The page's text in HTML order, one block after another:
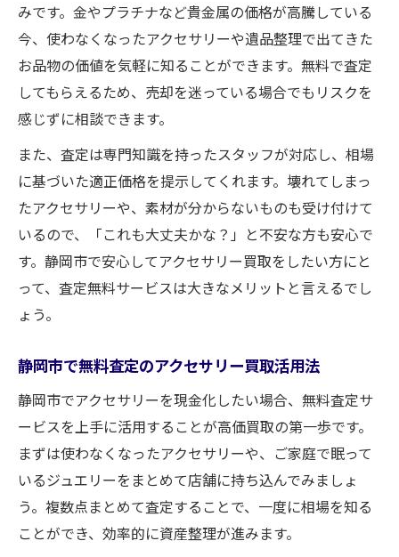
みです。金やプラチナなど貴金属の価格が高騰している
今、使わなくなったアクセサリーや遺品整理で出てきた
お品物の価値を気軽に知ることができます。無料で査定
してもらえるため、売却を迷っている場合でもリスクを
感じずに相談できます。
また、査定は専門知識を持ったスタッフが対応し、相場
に基づいた適正価格を提示してくれます。壊れてしまっ
たアクセサリーや、素材が分からないものも受け付けて
いるので、「これも大丈夫かな？」と不安な方も安心で
す。静岡市で安心してアクセサリー買取をしたい方にと
って、査定無料サービスは大きなメリットと言えるでし
ょう。
静岡市で無料査定のアクセサリー買取活用法
静岡市でアクセサリーを現金化したい場合、無料査定サ
ービスを上手に活用することが高価買取の第一歩です。
まずは使わなくなったアクセサリーや、ご家庭で眠って
いるジュエリーをまとめて店舗に持ち込んでみましょ
う。複数点まとめて査定することで、一度に相場を知る
ことができ、効率的に資産整理が進みます。